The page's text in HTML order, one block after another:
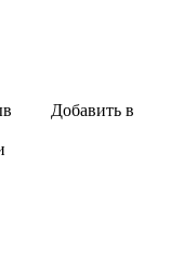
Добавить в